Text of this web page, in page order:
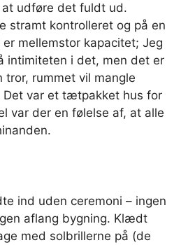
udføre det fuldt ud.
stramt kontrolleret og på en
mellemstor kapacitet; Jeg
intimiteten i det, men det er
tror, ​​rummet vil mangle
Det var et tætpakket hus for
var der en følelse af, at alle
ind uden ceremoni – ingen
aflang bygning. Klædt
med solbrillerne på (de